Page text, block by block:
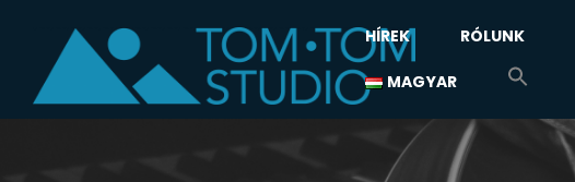
HÍREK RÓLUNK
MAGYAR